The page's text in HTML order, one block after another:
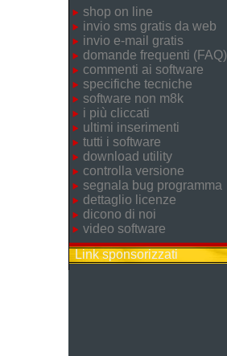
shop on line
invio sms gratis da web
invio e-mail gratis
domande frequenti (FAQ)
commenti ai software
specifiche tecniche
software non m8k
i più cliccati
ultimi inserimenti
tutti i software
download utility
controlla versione
segnala bug programma
dettaglio licenze
dicono di noi
video software
Link sponsorizzati